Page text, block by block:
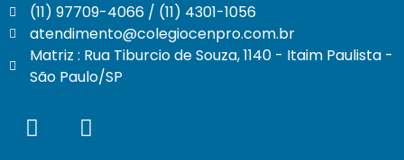
(11) 97709-4066 / (11) 4301-1056
atendimento@colegiocenpro.com.br
Matriz : Rua Tiburcio de Souza, 1140 - Itaim Paulista -
São Paulo/SP